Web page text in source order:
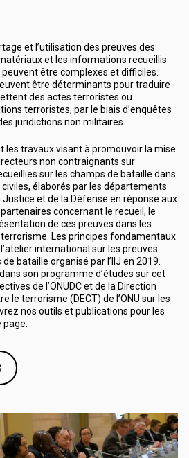
et l’utilisation des preuves des
et les informations recueillis
être complexes et difficiles.
être déterminants pour traduire
des actes terroristes ou
terroristes, par le biais d’enquêtes
juridictions non militaires.
les travaux visant à promouvoir la mise
non contraignants sur
sur les champs de bataille dans
élaborés par les départements
Justice et de la Défense en réponse aux
concernant le recueil, le
de ces preuves dans les
Les principes fondamentaux
international sur les preuves
bataille organisé par l’IIJ en 2019.
son programme d’études sur cet
de l’ONUDC et de la Direction
le terrorisme (DECT) de l’ONU sur les
nos outils et publications pour les